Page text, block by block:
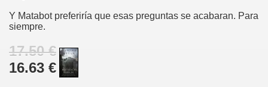
Y Matabot preferiría que esas preguntas se acabaran. Para
siempre.
17.50 €
16.63 €